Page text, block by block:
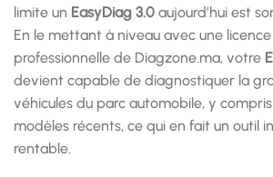
limite un EasyDiag 3.0 aujourd’hui est
En le mettant à niveau avec une
professionnelle de Diagzone.ma, votre
devient capable de diagnostiquer la
véhicules du parc automobile, y
modèles récents, ce qui en fait un outil
rentable.